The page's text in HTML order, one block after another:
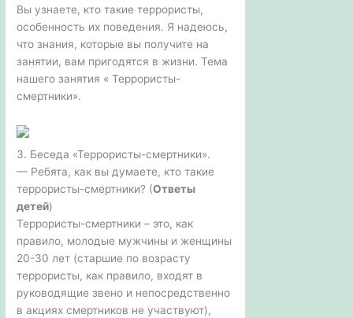
Вы узнаете, кто такие террористы,
особенность их поведения. Я надеюсь,
что знания, которые вы получите на
занятии, вам пригодятся в жизни. Тема
нашего занятия « Террористы-
смертники».
3. Беседа «Террористы-смертники».
— Ребята, как вы думаете, кто такие
террористы-смертники? (Ответы
детей)
Террористы-смертники – это, как
правило, молодые мужчины и женщины
20-30 лет (старшие по возрасту
террористы, как правило, входят в
руководящие звено и непосредственно
в акциях смертников не участвуют),